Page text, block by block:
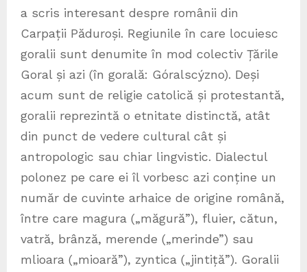
a scris interesant despre românii din
Carpații Păduroși. Regiunile în care locuiesc
goralii sunt denumite în mod colectiv Țările
Goral și azi (în gorală: Góralscýzno). Deși
acum sunt de religie catolică și protestantă,
goralii reprezintă o etnitate distinctă, atât
din punct de vedere cultural cât și
antropologic sau chiar lingvistic. Dialectul
polonez pe care ei îl vorbesc azi conține un
număr de cuvinte arhaice de origine română,
între care magura („măgură”), fluier, cătun,
vatră, brânză, merende („merinde”) sau
mlioara („mioară”), zyntica („jintiță”). Goralii